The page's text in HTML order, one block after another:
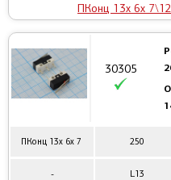
ПКонц 13x 6x
ПКонц 13x 6x 7 250
- L13
30305